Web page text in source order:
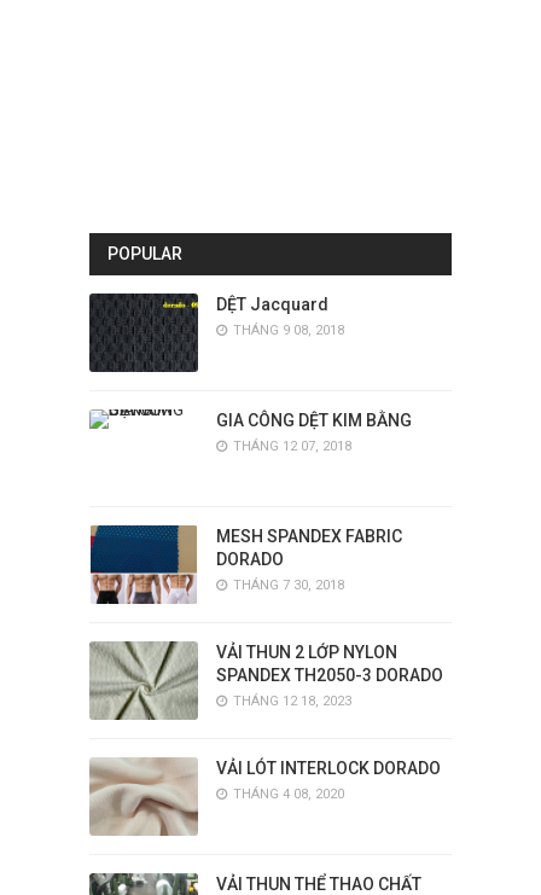
POPULAR
DỆT Jacquard
THÁNG 9 08, 2018
GIA CÔNG DỆT KIM BẰNG
THÁNG 12 07, 2018
MESH SPANDEX FABRIC
DORADO
THÁNG 7 30, 2018
VẢI THUN 2 LỚP NYLON
SPANDEX TH2050-3 DORADO
THÁNG 12 18, 2023
VẢI LÓT INTERLOCK DORADO
THÁNG 4 08, 2020
VẢI THUN THỂ THAO CHẤT